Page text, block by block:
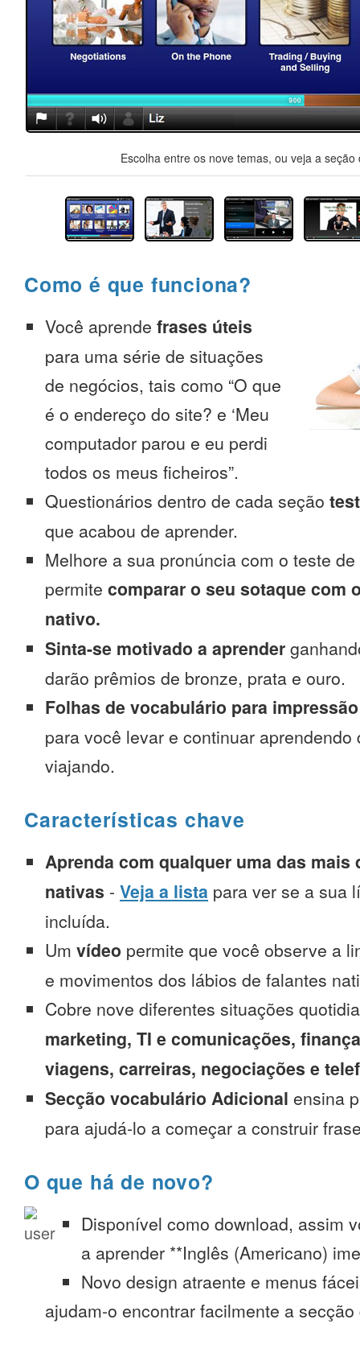
Escolha entre os nove temas, ou veja a
Como é que funciona?
Você aprende frases úteis
para uma série de situações
de negócios, tais como “O que
é o endereço do site? e ‘Meu
computador parou e eu perdi
todos os meus ficheiros”.
Questionários dentro de cada seção
que acabou de aprender.
Melhore a sua pronúncia com o teste
permite comparar o seu sotaque com
nativo.
Sinta-se motivado a aprender
darão prêmios de bronze, prata e ouro.
Folhas de vocabulário para impressão
para você levar e continuar aprendendo
viajando.
Características chave
Aprenda com qualquer uma das mais
nativas - Veja a lista para ver se a sua
incluída.
Um vídeo permite que você observe a
e movimentos dos lábios de falantes
Cobre nove diferentes situações
marketing, TI e comunicações,
viagens, carreiras, negociações e
Secção vocabulário Adicional ensina
para ajudá-lo a começar a construir
O que há de novo?
Disponível como download, assim
a aprender **Inglês (Americano)
Novo design atraente e menus
ajudam-o encontrar facilmente a